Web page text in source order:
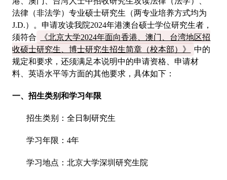
法律（非法学）专业硕士研究生（两专业培养方式均为
J.D.）。申请攻读我院2024年港澳台硕士学位研究生者，
须符合
《北京大学2024年面向香港、澳门、台湾地区招
收硕士研究生、博士研究生招生简章（校本部）》
中的
规定和要求，还须满足本说明中的申请资格、申请材
料、英语水平等方面的其他要求，具体如下：
一、招生类别和学习年限
招生类别：全日制研究生
学习年限：4年
学习地点：北京大学深圳研究生院